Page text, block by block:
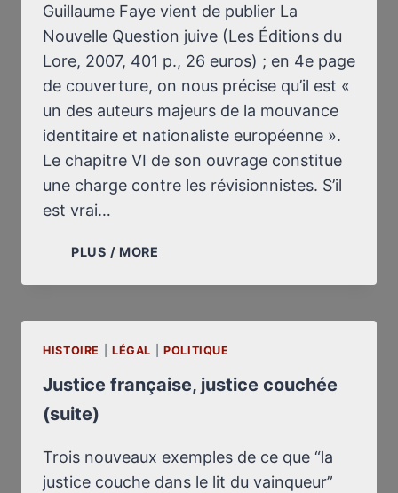
Guillaume Faye vient de publier La
Nouvelle Question juive (Les Éditions du
Lore, 2007, 401 p., 26 euros) ; en 4e page
de couverture, on nous précise qu’il est «
un des auteurs majeurs de la mouvance
identitaire et nationaliste européenne ».
Le chapitre VI de son ouvrage constitue
une charge contre les révisionnistes. S’il
est vrai…
PLUS / MORE
DÉNONCE
HISTOIRE LÉGAL POLITIQUE
Justice française, justice couchée
(suite)
Trois nouveaux exemples de ce que “la
justice couche dans le lit du vainqueur”